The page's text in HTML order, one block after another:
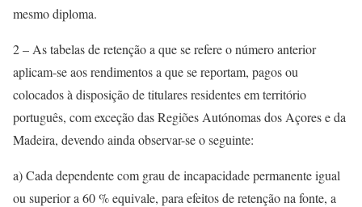
mesmo diploma.
2 – As tabelas de retenção a que se refere o número anterior
aplicam-se aos rendimentos a que se reportam, pagos ou
colocados à disposição de titulares residentes em território
português, com exceção das Regiões Autónomas dos Açores e da
Madeira, devendo ainda observar-se o seguinte:
a) Cada dependente com grau de incapacidade permanente igual
ou superior a 60 % equivale, para efeitos de retenção na fonte, a